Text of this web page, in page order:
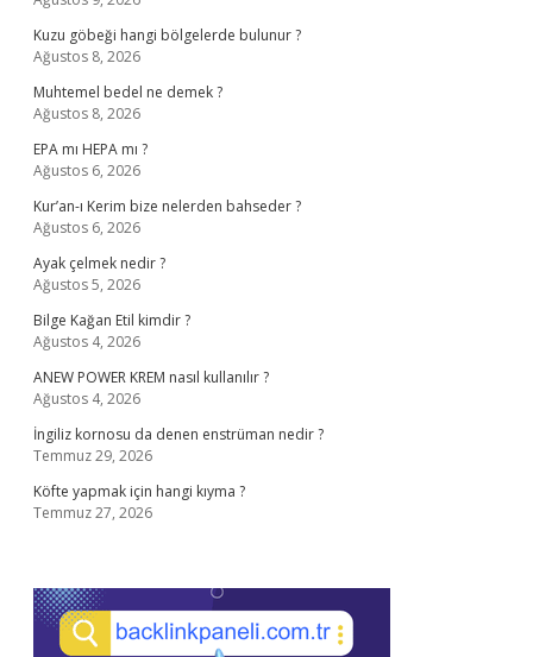
Kuzu göbeği hangi bölgelerde bulunur ?
Ağustos 8, 2026
Muhtemel bedel ne demek ?
Ağustos 8, 2026
EPA mı HEPA mı ?
Ağustos 6, 2026
Kur’an-ı Kerim bize nelerden bahseder ?
Ağustos 6, 2026
Ayak çelmek nedir ?
Ağustos 5, 2026
Bilge Kağan Etil kimdir ?
Ağustos 4, 2026
ANEW POWER KREM nasıl kullanılır ?
Ağustos 4, 2026
İngiliz kornosu da denen enstrüman nedir ?
Temmuz 29, 2026
Köfte yapmak için hangi kıyma ?
Temmuz 27, 2026